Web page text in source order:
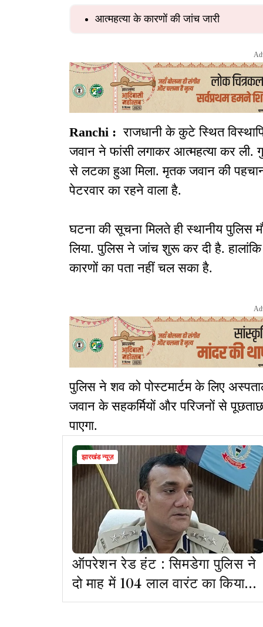
आत्महत्या के कारणों की जांच जारी
Ranchi :राजधानी के कुटे स्थित
जवान ने फांसी लगाकर आत्महत्या कर
से लटका हुआ मिला. मृतक जवान की
पेटरवार का रहने वाला है.
घटना की सूचना मिलते ही स्थानीय
लिया. पुलिस ने जांच शुरू कर दी है.
कारणों का पता नहीं चल सका है.
पुलिस ने शव को पोस्टमार्टम के लिए
जवान के सहकर्मियों और परिजनों से
पाएगा.
झारखंड न्यूज़
ऑपरेशन रेड हंट : सिमडेगा पुलिस ने
दो माह में 104 लाल वारंट का किया
निष्पादन